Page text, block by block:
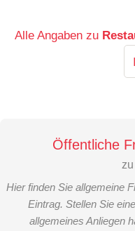
Alle Angaben zu
Öffentliche
zu
Hier finden Sie allgemeine
Eintrag. Stellen Sie
allgemeines Anliegen